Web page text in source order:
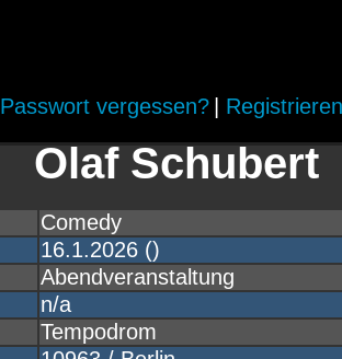
Passwort vergessen? Registrieren
Olaf Schubert
Comedy
16.1.2026 ()
Abendveranstaltung
n/a
Tempodrom